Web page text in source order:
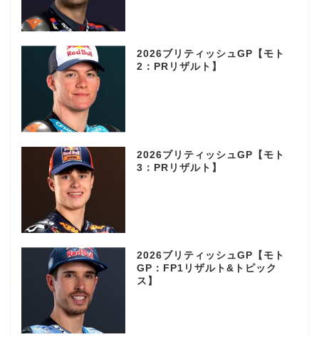
2026ブリティッシュGP【モト
2：PRリザルト】
2026ブリティッシュGP【モト
3：PRリザルト】
2026ブリティッシュGP【モト
GP：FP1リザルト&トピック
ス】